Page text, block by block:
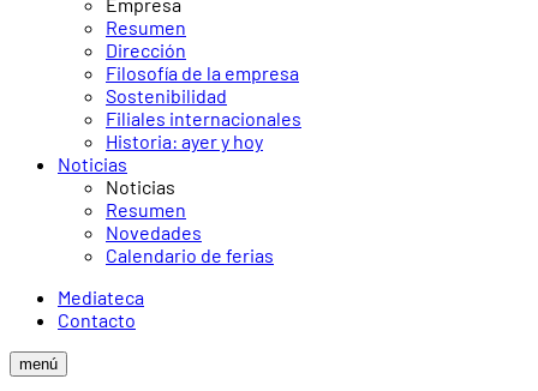
Resumen
Dirección
Filosofía de la empresa
Sostenibilidad
Filiales internacionales
Historia: ayer y hoy
Noticias
Noticias
Resumen
Novedades
Calendario de ferias
Mediateca
Contacto
menú